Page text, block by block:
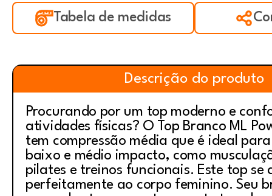
Tabela de medidas
Descrição do produto
Procurando por um top moderno e
atividades físicas? O Top Branco ML
tem compressão média que é ideal
baixo e médio impacto, como
pilates e treinos funcionais. Este top se
perfeitamente ao corpo feminino. Seu